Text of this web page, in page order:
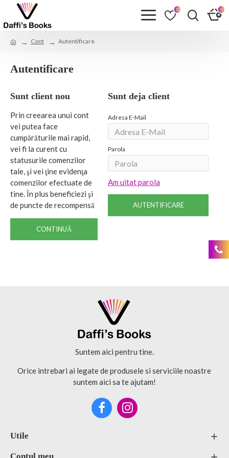
0 0
Cont Autentificare
Autentificare
Sunt client nou
Prin creearea unui cont
vei putea face
cumpărăturile mai rapid,
vei fi la curent cu
statusurile comenzilor
tale, şi vei ţine evidenţa
comenzilor efectuate de
tine. În plus beneficiezi şi
de puncte de recompensă
CONTINUĂ
Sunt deja client
Adresa E-Mail
Parola
Am uitat parola
AUTENTIFICARE
Suntem aici pentru tine.
Orice intrebari ai legate de produsele si serviciile noastre
suntem aici sa te ajutam!
Utile
Contul meu